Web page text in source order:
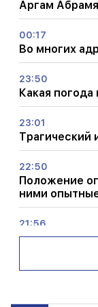
Аргам
00:17
Во многих
23:50
Какая
23:01
Трагический
22:50
Положение
ними
21:56
«Преступник
Акопян